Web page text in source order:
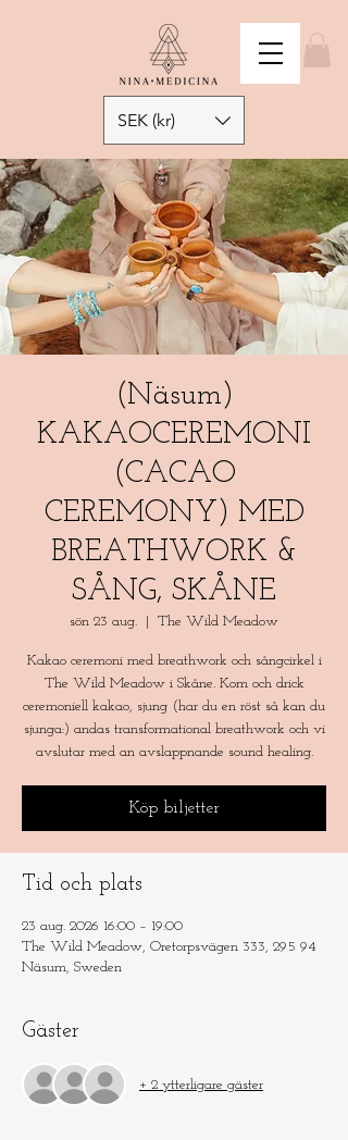
SEK (kr)
(Näsum)
KAKAOCEREMONI
(CACAO
CEREMONY) MED
BREATHWORK &
SÅNG, SKÅNE
sön 23 aug. The Wild Meadow
Kakao ceremoni med breathwork och sångcirkel i
The Wild Meadow i Skåne. Kom och drick
ceremoniell kakao, sjung (har du en röst så kan du
sjunga:) andas transformational breathwork och vi
avslutar med an avslappnande sound healing.
Köp biljetter
Tid och plats
23 aug. 2026 16:00 – 19:00
The Wild Meadow, Oretorpsvägen 333, 295 94
Näsum, Sweden
Gäster
+ 2 ytterligare gäster